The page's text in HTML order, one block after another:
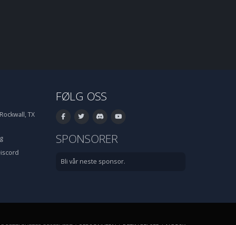
TX
FØLG OSS
SPONSORER
Bli vår neste sponsor.